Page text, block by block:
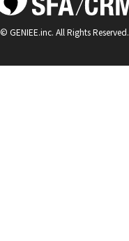
© GENIEE.inc. All Rights Reserved.